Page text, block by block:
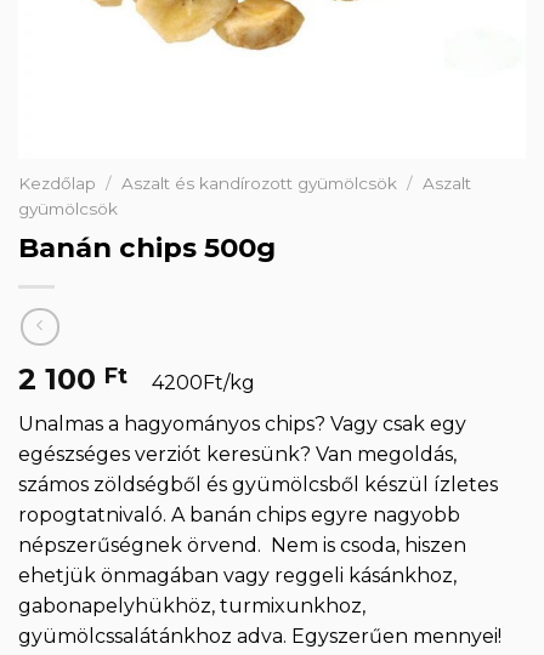
Kezdőlap / Aszalt és kandírozott gyümölcsök / Aszalt
gyümölcsök
Banán chips 500g
2 100 Ft
4200Ft/kg
Unalmas a hagyományos chips? Vagy csak egy
egészséges verziót keresünk? Van megoldás,
számos zöldségből és gyümölcsből készül ízletes
ropogtatnivaló. A banán chips egyre nagyobb
népszerűségnek örvend. Nem is csoda, hiszen
ehetjük önmagában vagy reggeli kásánkhoz,
gabonapelyhükhöz, turmixunkhoz,
gyümölcssalátánkhoz adva. Egyszerűen mennyei!